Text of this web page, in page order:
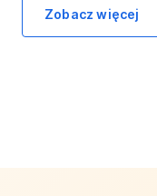
Zobacz więcej